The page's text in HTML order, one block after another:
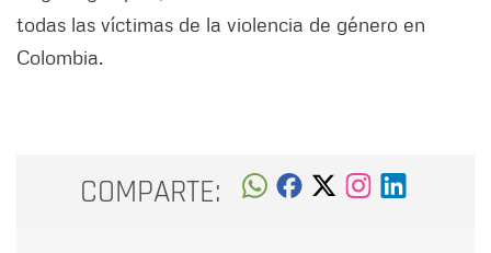
todas las víctimas de la violencia de género en
Colombia.
COMPARTE: